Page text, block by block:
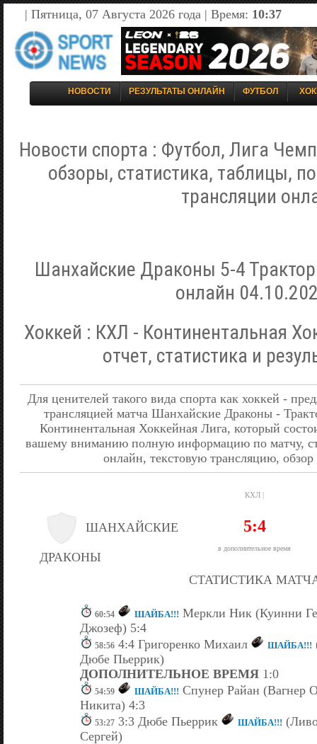
| Пятница, 07 Августа 2026 года | Время: 10:37
НОВОСТИ РЕЗУЛЬТАТЫ ОНЛАЙН ФУТБОЛ
Новости спорта : Футбол, Лига
обзоры, статистика, таблицы,
трансляции
Шанхайские Драконы 5-4
онлайн
Хоккей : КХЛ - Континентальная
отчет, статистика и
Для ценителей такого вида спорта как хоккей -
трансляцией матча Шанхайские Драконы -
Континентальная Хоккейная Лига, который
вашему вниманию полную информацию по матчу,
онлайн, текстовую трансляцию,
КХЛ |
ШАНХАЙСКИЕ
ДРАКОНЫ
5:4
в дополнительное время
СТАТИСТИКА
60:54 ШАЙБА!!! Меркли Ник (Куинни
Джозеф) 5:4
58:56 4:4 Григоренко Михаил ШАЙБА!!!
Дюбе Пьеррик)
ДОПОЛНИТЕЛЬНОЕ ВРЕМЯ 1:0
54:59 ШАЙБА!!! Спунер Райан (Вагнер
Никита) 4:3
53:27 3:3 Дюбе Пьеррик ШАЙБА!!!
Сергей)